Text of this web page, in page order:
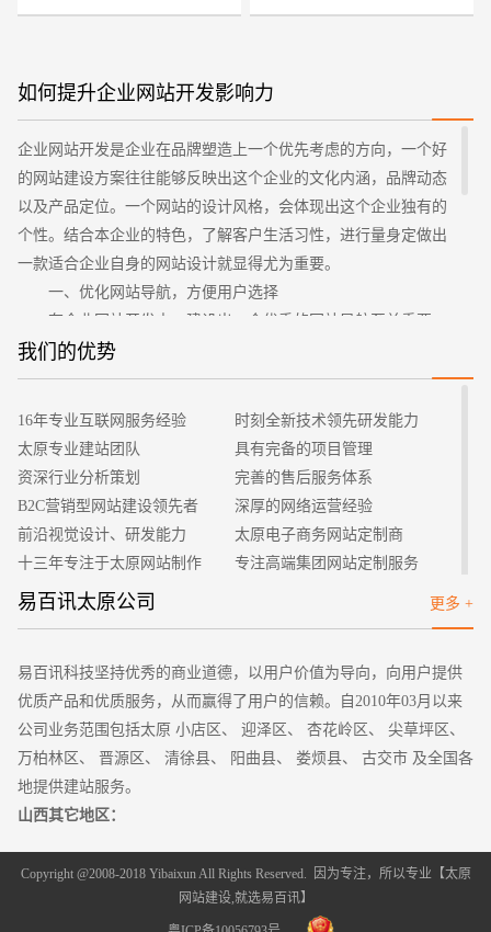
如何提升企业网站开发影响力
企业网站开发是企业在品牌塑造上一个优先考虑的方向，一个好
的网站建设方案往往能够反映出这个企业的文化内涵，品牌动态
以及产品定位。一个网站的设计风格，会体现出这个企业独有的
个性。结合本企业的特色，了解客户生活习性，进行量身定做出
一款适合企业自身的网站设计就显得尤为重要。
一、优化网站导航，方便用户选择
在企业网站开发中，建设出一个优秀的网站导航至关重要，
客户通过浏览该导航，可以迅速的找到自己感兴趣的内容。提高
网站导航的浏览量。将客户经常使用的板块放在最显眼的位置，
来更大利润？结合企业自身资源，确定网站定位，发展特色网
站，树立品牌形象。都需要在设计方案中有所体现。从长远来
看，该网站还需要有自身发展的空间，要具有可延展性。
三、重视后期维护，调整网站内容
一个好的网站，必须时时刻刻都具有时效性，不能一成不
变，不能不加以维护，在网站的运用中，要时刻将网站维护放在
重要位置，不断的对网站进行优化，规划，以及标准化。要对日
常数据进行周密测试。在程序，数据库，文字图片，上，都要有
示器是否正确。一个好的企业网站开发一定是时时维护的，以保
证网站能渐渐走向成熟，缩小成本，扩大利润。
我们的优势
16年专业互联网服务经验
太原专业建站团队
资深行业分析策划
B2C营销型网站建设领先者
前沿视觉设计、研发能力
十三年专注于太原网站制作
客户的满意是我们唯一的宗旨
时刻全新技术领先研发能力
具有完备的项目管理
完善的售后服务体系
深厚的网络运营经验
太原电子商务网站定制商
专注高端集团网站定制服务
更多 +
易百讯太原公司
易百讯科技坚持优秀的商业道德，以用户价值为导向，向用户提供
优质产品和优质服务，从而赢得了用户的信赖。自2010年03月以来
公司业务范围包括太原 小店区、 迎泽区、 杏花岭区、 尖草坪区、
万柏林区、 晋源区、 清徐县、 阳曲县、 娄烦县、 古交市 及全国各
地提供建站服务。
山西其它地区：
Copyright @2008-2018 Yibaixun All Rights Reserved. 因为专注，所以专业【太原
网站建设,就选易百讯】
您的预算 1万-3万 3万-5万 5万-8万